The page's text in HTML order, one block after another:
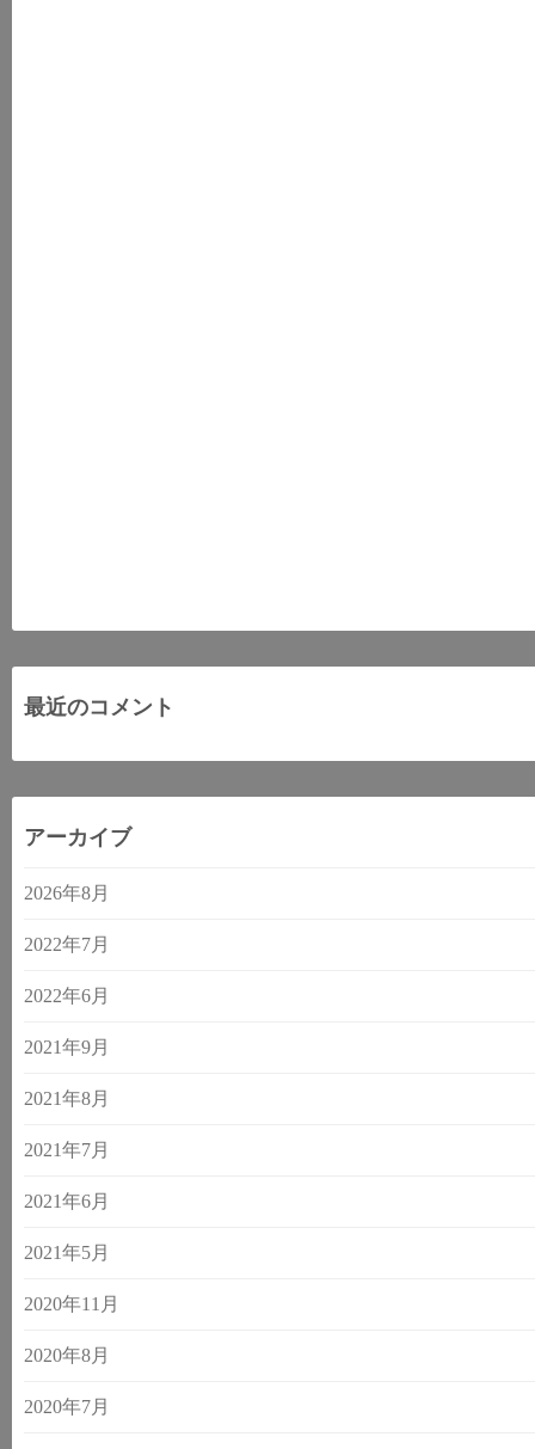
最近のコメント
アーカイブ
2026年8月
2022年7月
2022年6月
2021年9月
2021年8月
2021年7月
2021年6月
2021年5月
2020年11月
2020年8月
2020年7月